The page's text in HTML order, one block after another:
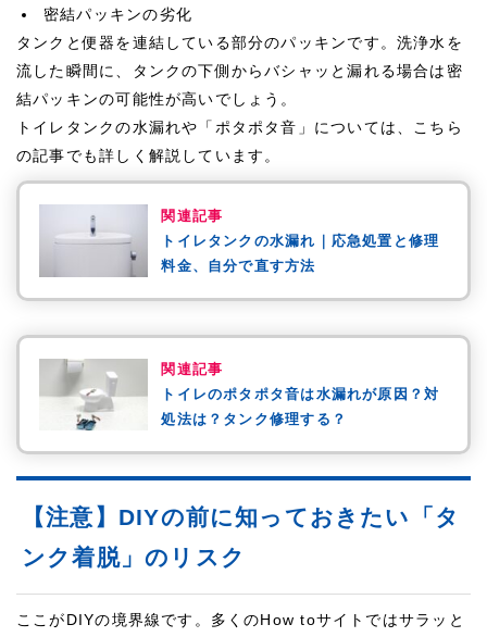
密結パッキンの劣化
タンクと便器を連結している部分のパッキンです。洗浄水を
流した瞬間に、タンクの下側からバシャッと漏れる場合は密
結パッキンの可能性が高いでしょう。
トイレタンクの水漏れや「ポタポタ音」については、こちら
の記事でも詳しく解説しています。
関連記事
トイレタンクの水漏れ｜応急処置と修理
料金、自分で直す方法
関連記事
トイレのポタポタ音は水漏れが原因？対
処法は？タンク修理する？
【注意】DIYの前に知っておきたい「タ
ンク着脱」のリスク
ここがDIYの境界線です。多くのHow toサイトではサラッと